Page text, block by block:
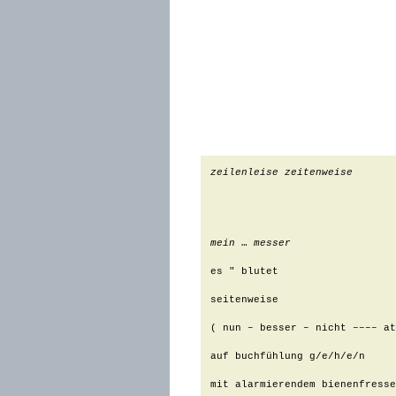
zeilenleise zeitenweise
mein … messer
es " blutet
seitenweise
( nun – besser – nicht ––––
auf buchfühlung g/e/h/e/n
mit alarmierendem